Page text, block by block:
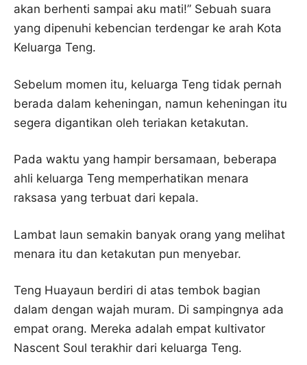
akan berhenti sampai aku mati!” Sebuah suara
yang dipenuhi kebencian terdengar ke arah Kota
Keluarga Teng.
Sebelum momen itu, keluarga Teng tidak pernah
berada dalam keheningan, namun keheningan itu
segera digantikan oleh teriakan ketakutan.
Pada waktu yang hampir bersamaan, beberapa
ahli keluarga Teng memperhatikan menara
raksasa yang terbuat dari kepala.
Lambat laun semakin banyak orang yang melihat
menara itu dan ketakutan pun menyebar.
Teng Huayaun berdiri di atas tembok bagian
dalam dengan wajah muram. Di sampingnya ada
empat orang. Mereka adalah empat kultivator
Nascent Soul terakhir dari keluarga Teng.